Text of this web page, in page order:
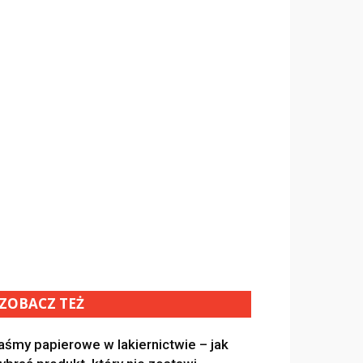
TEŻ
papierowe w lakiernictwie – jak